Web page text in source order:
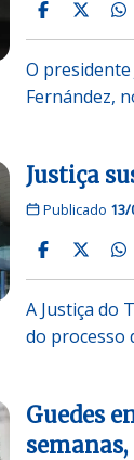
O
Fernández,
Justiça
Publicado
A Justiça do
do processo
Guedes